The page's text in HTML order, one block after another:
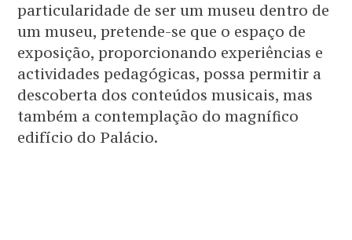
particularidade de ser um museu dentro de
um museu, pretende-se que o espaço de
exposição, proporcionando experiências e
actividades pedagógicas, possa permitir a
descoberta dos conteúdos musicais, mas
também a contemplação do magnífico
edifício do Palácio.